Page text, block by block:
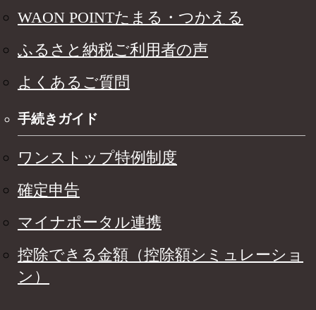
WAON POINTたまる・つかえる
ふるさと納税ご利用者の声
よくあるご質問
手続きガイド
ワンストップ特例制度
確定申告
マイナポータル連携
控除できる金額（控除額シミュレーショ
ン）